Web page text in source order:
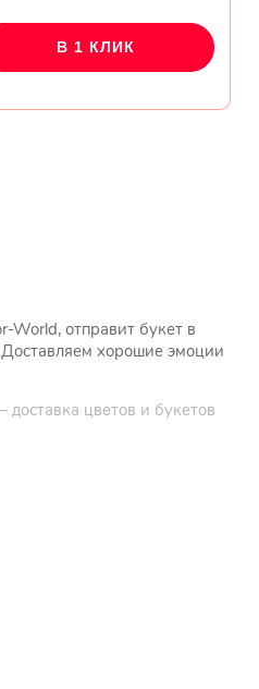
В 1 КЛИК
World, отправит букет в
хорошие эмоции
доставка цветов и букетов